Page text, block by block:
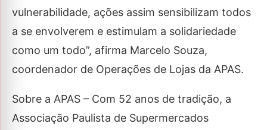
vulnerabilidade, ações assim sensibilizam todos
a se envolverem e estimulam a solidariedade
como um todo”, afirma Marcelo Souza,
coordenador de Operações de Lojas da APAS.
Sobre a APAS – Com 52 anos de tradição, a
Associação Paulista de Supermercados